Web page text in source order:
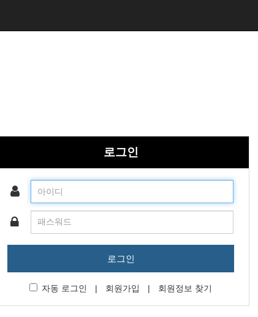
로그인
로그인
자동 로그인 | 회원가입 | 회원정보 찾기